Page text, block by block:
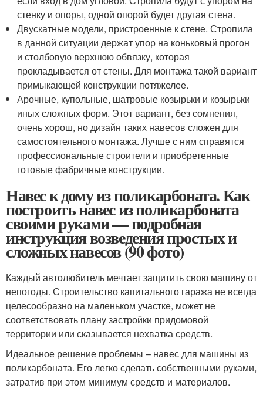
стенку и опоры, одной опорой будет другая стена.
Двускатные модели, пристроенные к стене. Стропила
в данной ситуации держат упор на коньковый прогон
и столбовую верхнюю обвязку, которая
прокладывается от стены. Для монтажа такой вариант
примыкающей конструкции потяжелее.
Арочные, купольные, шатровые козырьки и козырьки
иных сложных форм. Этот вариант, без сомнения,
очень хорош, но дизайн таких навесов сложен для
самостоятельного монтажа. Лучше с ним справятся
профессиональные строители и приобретенные
готовые фабричные конструкции.
Навес к дому из поликарбоната. Как
построить навес из поликарбоната
своими руками — подробная
инструкция возведения простых и
сложных навесов (90 фото)
Каждый автолюбитель мечтает защитить свою машину от
непогоды. Строительство капитального гаража не всегда
целесообразно на маленьком участке, может не
соответствовать плану застройки придомовой
территории или сказывается нехватка средств.
Идеальное решение проблемы – навес для машины из
поликарбоната. Его легко сделать собственными руками,
затратив при этом минимум средств и материалов.